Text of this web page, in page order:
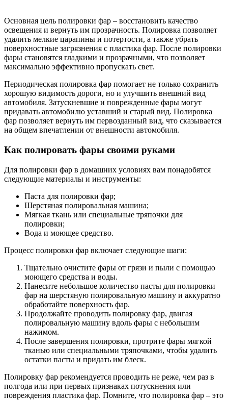
Основная цель полировки фар – восстановить качество
освещения и вернуть им прозрачность. Полировка позволяет
удалить мелкие царапины и потертости, а также убрать
поверхностные загрязнения с пластика фар. После полировки
фары становятся гладкими и прозрачными, что позволяет
максимально эффективно пропускать свет.
Периодическая полировка фар помогает не только сохранить
хорошую видимость дороги, но и улучшить внешний вид
автомобиля. Затускневшие и поврежденные фары могут
придавать автомобилю уставший и старый вид. Полировка
фар позволяет вернуть им первозданный вид, что сказывается
на общем впечатлении от внешности автомобиля.
Как полировать фары своими руками
Для полировки фар в домашних условиях вам понадобятся
следующие материалы и инструменты:
Паста для полировки фар;
Шерстяная полировальная машина;
Мягкая ткань или специальные тряпочки для
полировки;
Вода и моющее средство.
Процесс полировки фар включает следующие шаги:
Тщательно очистите фары от грязи и пыли с помощью
моющего средства и воды.
Нанесите небольшое количество пасты для полировки
фар на шерстяную полировальную машину и аккуратно
обработайте поверхность фар.
Продолжайте проводить полировку фар, двигая
полировальную машину вдоль фары с небольшим
нажимом.
После завершения полировки, протрите фары мягкой
тканью или специальными тряпочками, чтобы удалить
остатки пасты и придать им блеск.
Полировку фар рекомендуется проводить не реже, чем раз в
полгода или при первых признаках потускнения или
повреждения пластика фар. Помните, что полировка фар – это